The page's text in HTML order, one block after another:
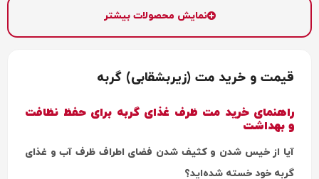
نمایش محصولات بیشتر
قیمت و خرید مت (زیربشقابی) گربه
راهنمای خرید مت ظرف غذای گربه برای حفظ نظافت
و بهداشت
آیا از خیس شدن و کثیف شدن فضای اطراف ظرف آب و غذای
گربه خود خسته شده‌اید؟